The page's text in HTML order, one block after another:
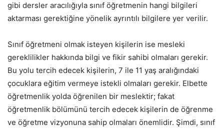
gibi dersler aracılığıyla sınıf öğretmenin hangi bilgileri
aktarması gerektiğine yönelik ayrıntılı bilgilere yer verilir.
Sınıf öğretmeni olmak isteyen kişilerin ise mesleki
gereklilikler hakkında bilgi ve fikir sahibi olmaları gerekir.
Bu yolu tercih edecek kişilerin, 7 ile 11 yaş aralığındaki
çocuklara eğitim vermeye istekli olmaları gerekir. Elbette
öğretmenlik yolda öğrenilen bir meslektir; fakat
öğretmenlik bölümünü tercih edecek kişilerin de öğrenme
ve öğretme vizyonuna sahip olmaları önemlidir. Şimdi, sınıf